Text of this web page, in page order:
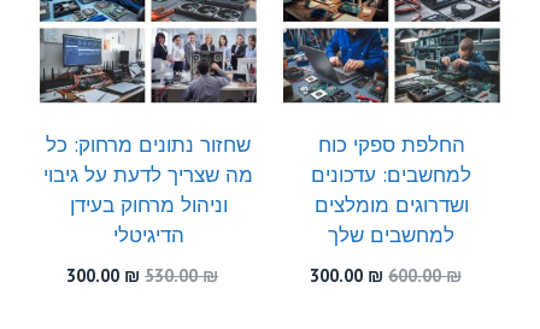
החלפת ספקי כוח
למחשבים: עדכונים
ושדרוגים מומלצים
למחשבים שלך
600.00₪
המחיר
300.00 ₪
שחזור נתונים מרחוק: כל
מה שצריך לדעת על גיבוי
וניהול מרחוק בעידן
הדיגיטלי
530.00₪
המחיר
300.00 ₪
המחיר